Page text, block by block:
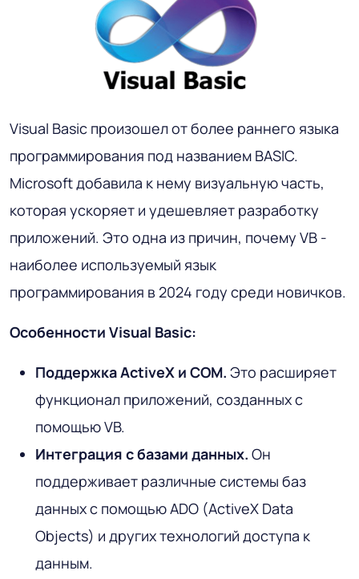
Visual Basic произошел от более раннего языка
программирования под названием BASIC.
Microsoft добавила к нему визуальную часть,
которая ускоряет и удешевляет разработку
приложений. Это одна из причин, почему VB -
наиболее используемый язык
программирования в 2024 году среди новичков.
Особенности Visual Basic:
Поддержка ActiveX и COM. Это расширяет
функционал приложений, созданных с
помощью VB.
Интеграция с базами данных. Он
поддерживает различные системы баз
данных с помощью ADO (ActiveX Data
Objects) и других технологий доступа к
данным.